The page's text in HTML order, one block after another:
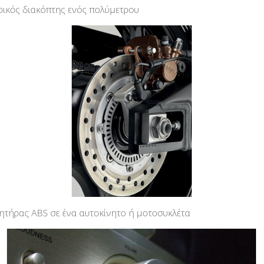
διακόπτης ενός πολύμετρου
ABS σε ένα αυτοκίνητο ή μοτοσυκλέτα